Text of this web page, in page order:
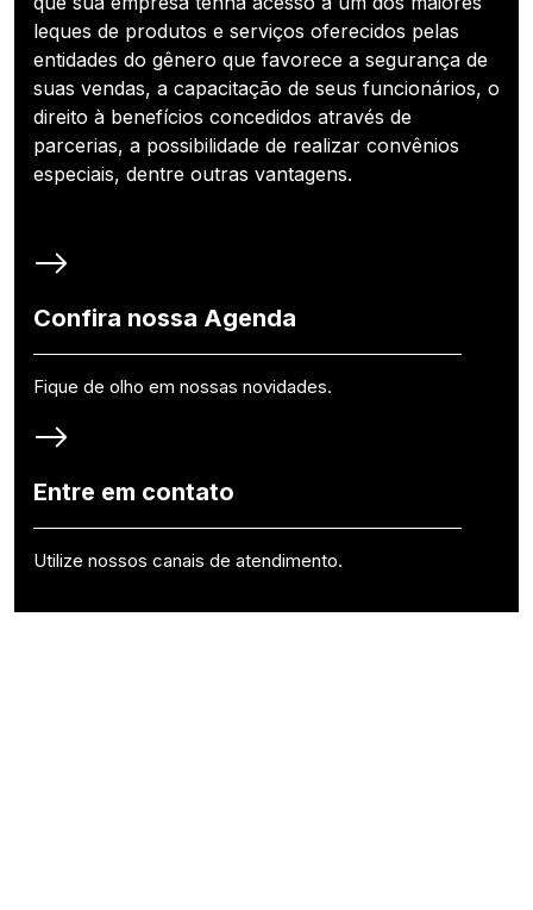
leques de produtos e serviços oferecidos pelas
entidades do gênero que favorece a segurança de
suas vendas, a capacitação de seus funcionários, o
direito à benefícios concedidos através de
parcerias, a possibilidade de realizar convênios
especiais, dentre outras vantagens.
Confira nossa Agenda
Fique de olho em nossas novidades.
Entre em contato
Utilize nossos canais de atendimento.